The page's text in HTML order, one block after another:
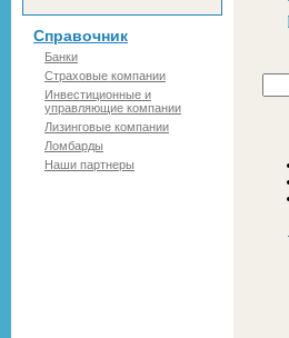
Справочник
Банки
Страховые компании
Инвестиционные и
управляющие компании
Лизинговые компании
Ломбарды
Наши партнеры